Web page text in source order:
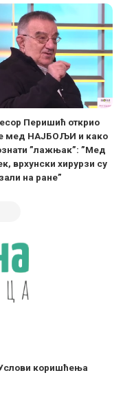
Перишић открио
мед НАЈБОЉИ и како
”лажњак”: ”Мед
врхунски хирурзи су
на ране”
коришћења